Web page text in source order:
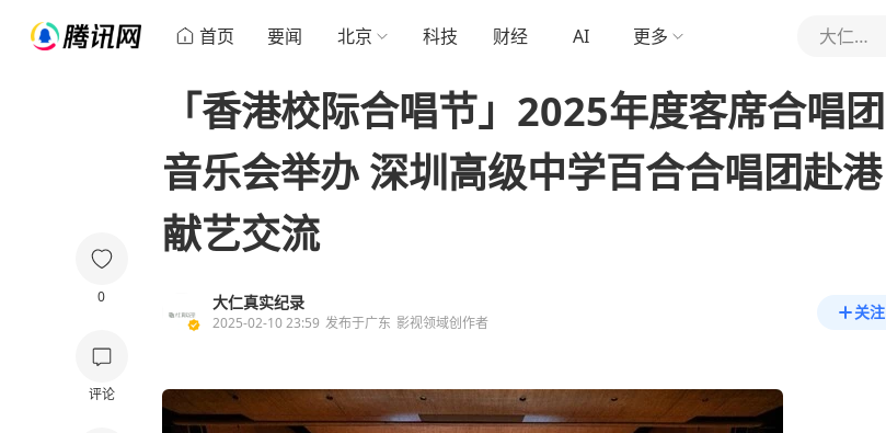
首页 要闻 北京 科技 财经 AI 更多 大仁真实纪录
0
评论
­「香港校际合唱节」2025年度客席合唱团
音乐会举办 深圳高级中学百合合唱团赴港
献艺交流
大仁真实纪录
2025-02-10 23:59 发布于广东 影视领域创作者
关注